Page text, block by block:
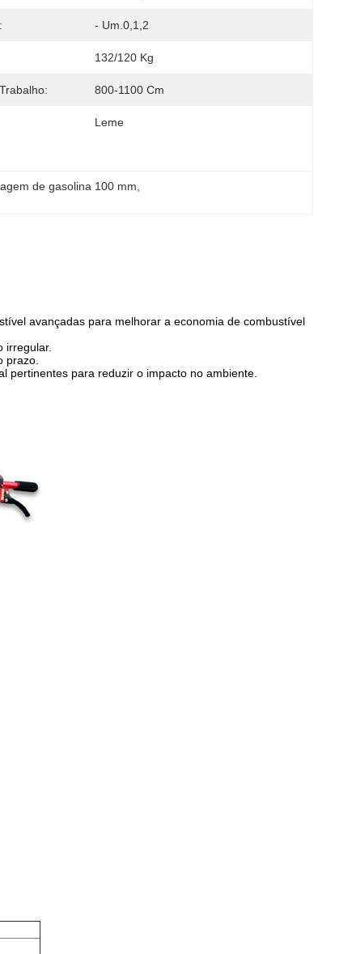
- Um.0,1,2
132/120 Kg
800-1100 Cm
Leme
de gasolina 100 mm
avançadas para melhorar a economia de combustível
irregular.
prazo.
pertinentes para reduzir o impacto no ambiente.